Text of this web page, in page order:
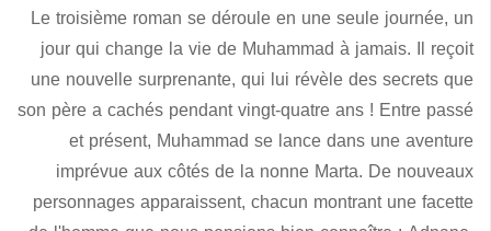
Le troisième roman se déroule en une seule journée, un
jour qui change la vie de Muhammad à jamais. Il reçoit
une nouvelle surprenante, qui lui révèle des secrets que
son père a cachés pendant vingt-quatre ans ! Entre passé
et présent, Muhammad se lance dans une aventure
imprévue aux côtés de la nonne Marta. De nouveaux
personnages apparaissent, chacun montrant une facette